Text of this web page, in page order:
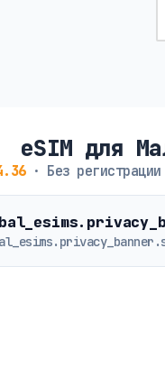
eSIM для
· Без регистрации